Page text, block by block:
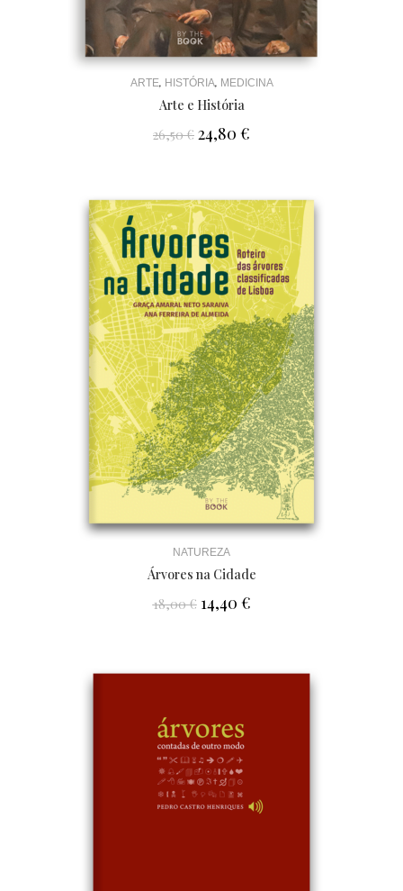
ARTE, HISTÓRIA, MEDICINA
Arte e História
26,50€ 24,80 €
NATUREZA
Árvores na Cidade
18,00€ 14,40 €